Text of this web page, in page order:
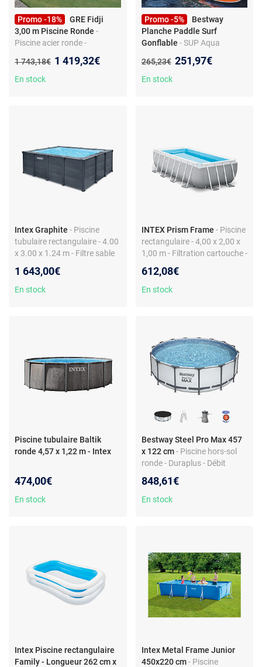
Promo -18%
GRE Fidji
3,00 m Piscine Ronde -
Piscine acier ronde -
inclus - Échelle de sécurité -
Structure galvanisée
Ancien prix :
1 743,18€ Nouveau prix :
1 419,32€
En stock
Promo -5%
Bestway
Planche Paddle Surf
Gonflable - SUP Aqua
Pompe, pagaie et sac de
transport inclus
Ancien prix :
265,23€ Nouveau prix :
251,97€
En stock
Intex Graphite - Piscine
tubulaire rectangulaire - 4.00
x 3.00 x 1.24 m - Filtre sable
1 643,00€
En stock
INTEX Prism Frame - Piscine
rectangulaire - 4,00 x 2,00 x
1,00 m - Filtration cartouche -
612,08€
En stock
Piscine tubulaire Baltik
ronde 4,57 x 1,22 m - Intex
474,00€
En stock
Bestway Steel Pro Max 457
x 122 cm - Piscine hors-sol
ronde - Duraplus - Débit
et bâche incluses
848,61€
En stock
Intex Piscine rectangulaire
Family - Longueur 262 cm x
Intex Metal Frame Junior
450x220 cm - Piscine